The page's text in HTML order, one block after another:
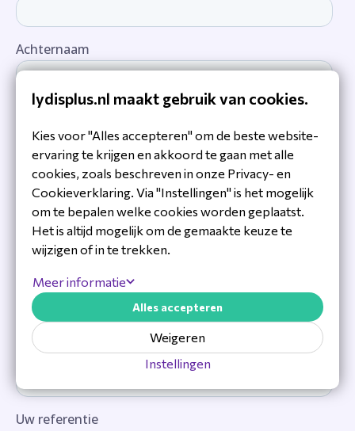
lydisplus.nl maakt gebruik van cookies.
Kies voor "Alles accepteren" om de beste website-
ervaring te krijgen en akkoord te gaan met alle
cookies, zoals beschreven in onze Privacy- en
Cookieverklaring. Via "Instellingen" is het mogelijk
om te bepalen welke cookies worden geplaatst.
Het is altijd mogelijk om de gemaakte keuze te
wijzigen of in te trekken.
Meer informatie
Instellingen
Weigeren
Alles accepteren